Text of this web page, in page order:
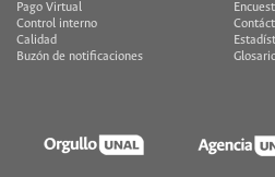
Pago Virtual
Control interno
Calidad
Buzón de notificaciones